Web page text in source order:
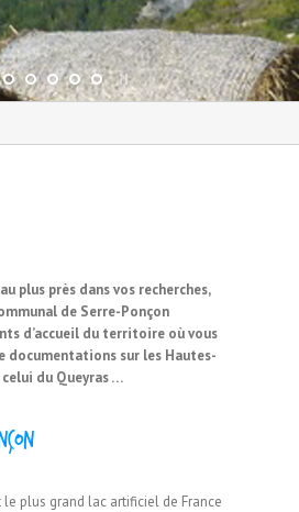
plus près dans vos recherches,
de Serre-Ponçon
d’accueil du territoire où vous
documentations sur les Hautes-
du Queyras …
le plus grand lac artificiel de France